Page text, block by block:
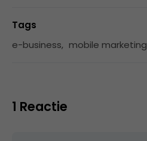
Tags
e-business, mobile marketing
1 Reactie